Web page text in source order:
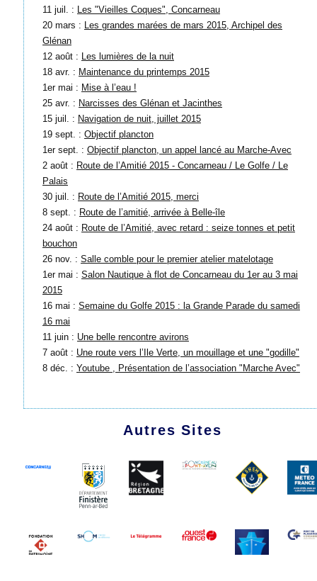
11 juil. :
Les "Vieilles Coques", Concarneau
20 mars :
Les grandes marées de mars 2015, Archipel des
Glénan
12 août :
Les lumières de la nuit
18 avr. : Maintenance du printemps 2015
1er mai : Mise à l’eau !
25 avr. : Narcisses des Glénan et Jacinthes
15 juil. : Navigation de nuit, juillet 2015
19 sept. : Objectif plancton
1er sept. : Objectif plancton, un appel lancé au Marche-Avec
2 août : Route de l’Amitié 2015 - Concarneau / Le Golfe / Le
Palais
30 juil. : Route de l’Amitié 2015, merci
8 sept. : Route de l’amitié, arrivée à Belle-île
24 août : Route de l’Amitié, avec retard : seize tonnes et petit
bouchon
26 nov. : Salle comble pour le premier atelier matelotage
1er mai : Salon Nautique à flot de Concarneau du 1er au 3 mai
2015
16 mai : Semaine du Golfe 2015 : la Grande Parade du samedi
16 mai
11 juin : Une belle rencontre avirons
7 août : Une route vers l’Ile Verte, un mouillage et une "godille"
8 déc. : Youtube , Présentation de l’association "Marche Avec"
Autres Sites